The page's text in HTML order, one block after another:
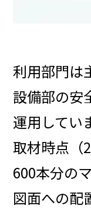
利用部門は
設備部の安
運用してい
取材時点（
600本分の
図面への配